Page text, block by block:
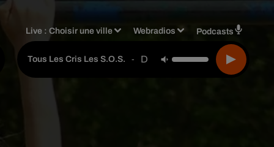
Live :Choisir une ville Webradios Podcasts
Tous Les Cris Les S.o.s. - Daniel Balavoine